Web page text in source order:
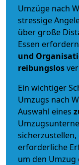
Umzüge nach
stressige
über große
Essen
und
reibungslos
Ein wichtiger
Umzugs nach
Auswahl eines
erforderliche
um den